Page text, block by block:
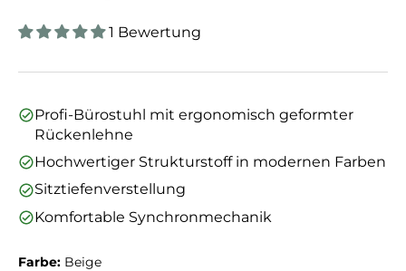
1 Bewertung
Profi-Bürostuhl mit ergonomisch geformter
Rückenlehne
Hochwertiger Strukturstoff in modernen Farben
Sitztiefenverstellung
Komfortable Synchronmechanik
Farbe: Beige